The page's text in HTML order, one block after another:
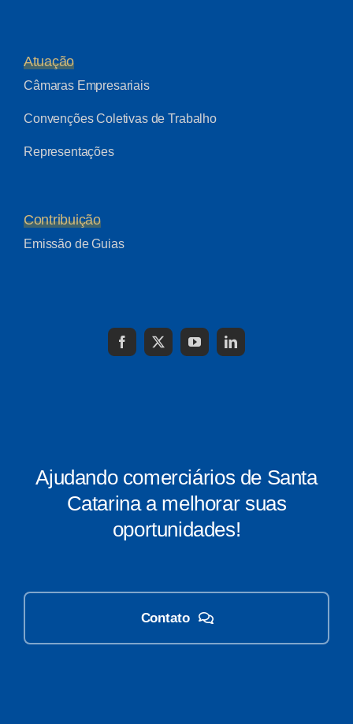
Atuação
Câmaras Empresariais
Convenções Coletivas de Trabalho
Representações
Contribuição
Emissão de Guias
Ajudando comerciários de Santa
Catarina a melhorar suas
oportunidades!
Contato